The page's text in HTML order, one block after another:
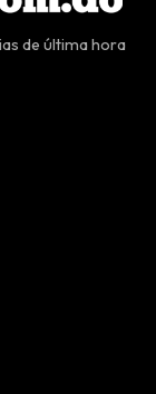
de última hora